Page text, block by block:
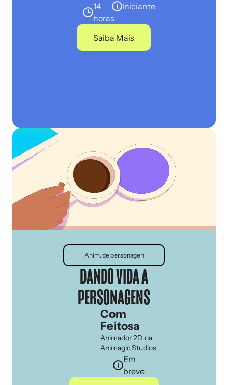
14
horas
Iniciante
Saiba Mais
Anim. de personagen
DANDO VIDA A
PERSONAGENS
Com
Feitosa
Animador 2D na
Animagic Studios
Em
breve